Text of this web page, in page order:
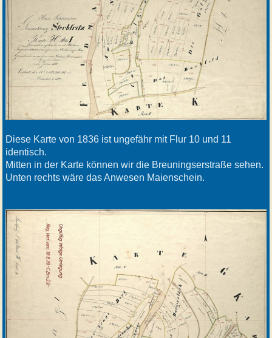
Diese Karte von 1836 ist ungefähr mit Flur 10 und 11
identisch.
Mitten in der Karte können wir die Breuningserstraße sehen.
Unten rechts wäre das Anwesen Maienschein.